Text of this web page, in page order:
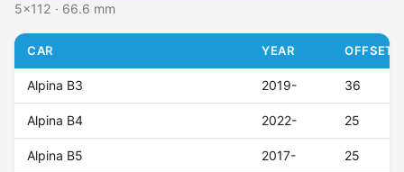
5x112 · 66.6 mm
CAR YEAR OFFSET
Alpina B3 2019- 36
Alpina B4 2022- 25
Alpina B5 2017- 25